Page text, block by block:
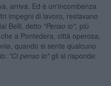
arriva. Ed è un'incombenza
impegni di lavoro, restavano
Belli, detto "Penso io", più
a Pontedera, città operosa,
quando si sente qualcuno
"Ci penso io"gli si risponde: